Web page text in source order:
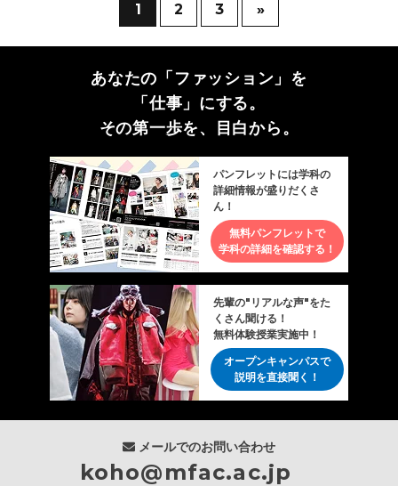
1 2 3 »
あなたの「ファッション」を
「仕事」にする。
その第一歩を、目白から。
パンフレットには学科の
詳細情報が盛りだくさ
ん！
無料パンフレットで
学科の詳細を確認する！
先輩の"リアルな声"をた
くさん聞ける！
無料体験授業実施中！
オープンキャンパスで
説明を直接聞く！
メールでのお問い合わせ
koho@mfac.ac.jp